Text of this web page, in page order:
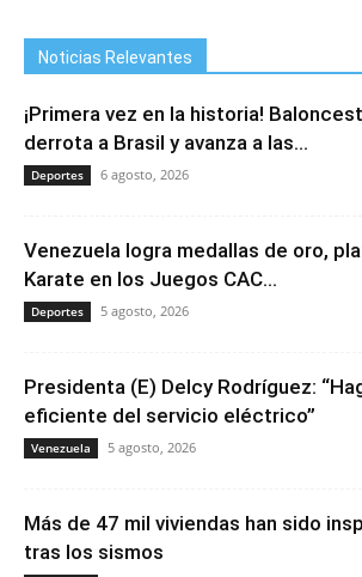
Noticias Relevantes
¡Primera vez en la historia!
derrota a Brasil y avanza a las...
Deportes 6 agosto, 2026
Venezuela logra medallas de oro,
Karate en los Juegos CAC...
Deportes 5 agosto, 2026
Presidenta (E) Delcy Rodríguez:
eficiente del servicio eléctrico”
Venezuela 5 agosto, 2026
Más de 47 mil viviendas han sido
tras los sismos